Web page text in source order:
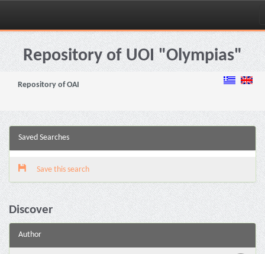
Skip
navigationRepository of UOI "Olympias"
Repository of OAI
Saved Searches
Save this search
Discover
Author